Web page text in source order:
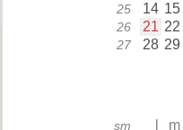
25 14 15
26 21 22
27 28 29
sm m